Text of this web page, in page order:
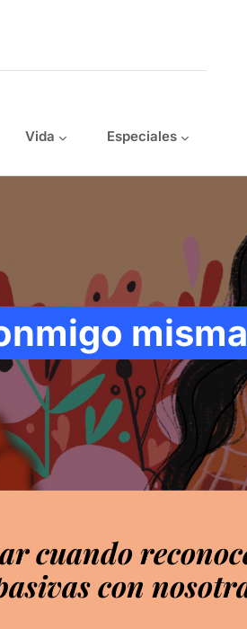
Vida Especiales
Reciba
misma
cuando
con